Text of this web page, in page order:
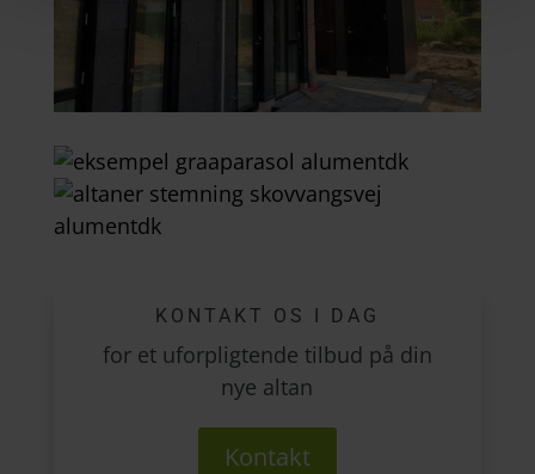
KONTAKT OS I DAG
for et uforpligtende tilbud på din
nye altan
Kontakt